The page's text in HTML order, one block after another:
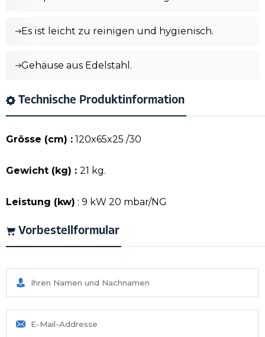
Es ist leicht zu reinigen und hygienisch.
Gehäuse aus Edelstahl.
Technische Produktinformation
Grösse (cm) : 120x65x25 /30
Gewicht (kg) : 21 kg.
Leistung (kw) : 9 kW 20 mbar/NG
Vorbestellformular